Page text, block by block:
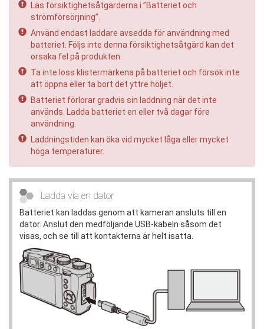
Läs försiktighetsåtgärderna i ”Batteriet och
strömförsörjning”.
Använd endast laddare avsedda för användning med
batteriet. Följs inte denna försiktighetsåtgärd kan det
orsaka fel på produkten.
Ta inte loss klistermärkena på batteriet och försök inte
att öppna eller ta bort det yttre höljet.
Batteriet förlorar gradvis sin laddning när det inte
används. Ladda batteriet en eller två dagar före
användning.
Laddningstiden kan öka vid mycket låga eller mycket
höga temperaturer.
Ladda via en dator
Batteriet kan laddas genom att kameran ansluts till en
dator. Anslut den medföljande USB-kabeln såsom det
visas, och se till att kontakterna är helt isatta.